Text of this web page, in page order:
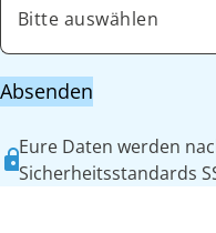
Bitte auswählen
Absenden
Eure Daten werden
Sicherheitsstandards